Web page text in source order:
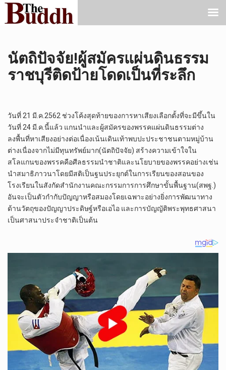
นัตถิปัจจัย!ผู้สมัครแผ่นดินธรรม
ราชบุรีติดป้ายโดดเป็นที่ระลึก
วันที่ 21 มี.ค.2562 ช่วงโค้งสุดท้ายของการหาเสียงเลือกตั้งที่จะมีขึ้นใน
วันที่ 24 มี.ค.นี้แล้ว แกนนำและผู้สมัครของพรรคแผ่นดินธรรมต่าง
ลงพื้นที่หาเสียงอย่างต่อเนื่องเน้นเดินเท้าพบปะประชาชนตามหมู่บ้าน
ต่างเนื่องจากไม่มีทุนทรัพย์มาก(นัตถิปัจจัย) สร้างความเข้าใจใน
สโลแกนของพรรคคือศีลธรรมนำชาติและนโยบายของพรรคอย่างเช่น
นำสมาธิภาวนาโดยมีสติเป็นฐนประยุกต์ในการเรียนของสอนของ
โรงเรียนในสังกัดสำนักงานคณะกรรมการการศึกษาขั้นพื้นฐาน(สพฐ.)
อันจะเป็นตัวกำกับปัญญาหรือสมองโดยเฉพาะอย่างยิ่งการพัฒนาทาง
ด้านวัตถุของปัญญาประดิษฐ์หรือเอไอ และการบัญญัติพระพุทธศาสนา
เป็นศาสนาประจำชาติเป็นต้น